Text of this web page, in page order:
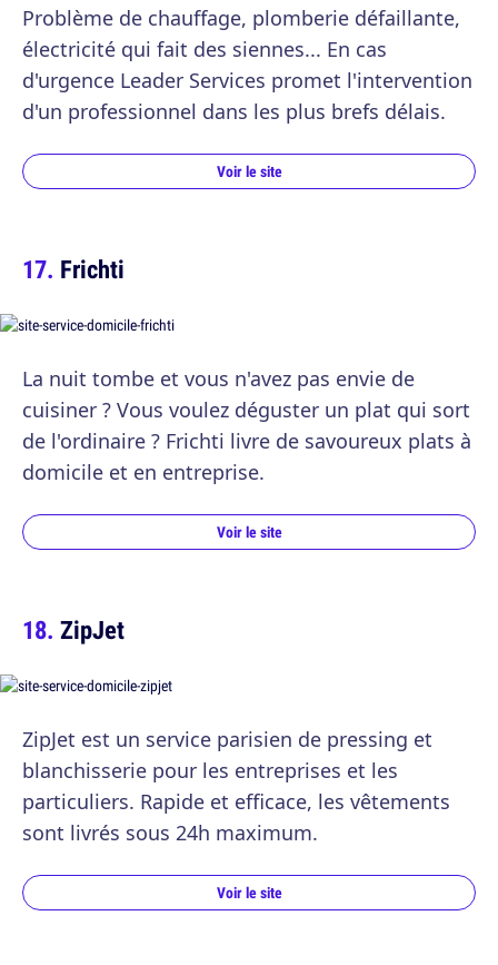
Problème de chauffage, plomberie défaillante,
électricité qui fait des siennes... En cas
d'urgence Leader Services promet l'intervention
d'un professionnel dans les plus brefs délais.
Voir le site
Frichti
La nuit tombe et vous n'avez pas envie de
cuisiner ? Vous voulez déguster un plat qui sort
de l'ordinaire ? Frichti livre de savoureux plats à
domicile et en entreprise.
Voir le site
ZipJet
ZipJet est un service parisien de pressing et
blanchisserie pour les entreprises et les
particuliers. Rapide et efficace, les vêtements
sont livrés sous 24h maximum.
Voir le site